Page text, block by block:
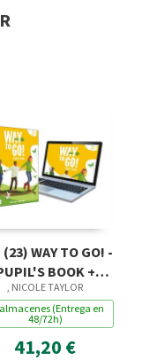
(23) WAY TO GO! -
BOOK +
ACCESO DIGITAL
, NICOLE TAYLOR
(Entrega en
48/72h)
41,20 €